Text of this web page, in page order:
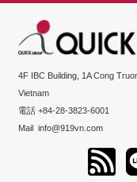
4F IBC Building, 1A Cong
Vietnam
電話 +84-28-3823-6001
Mailinfo@919vn.com